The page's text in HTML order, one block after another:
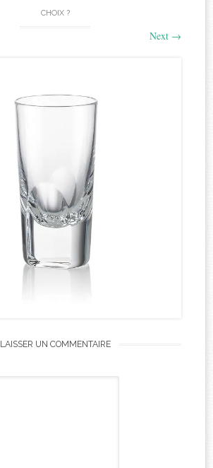
CHOIX ?
Next →
LAISSER UN COMMENTAIRE